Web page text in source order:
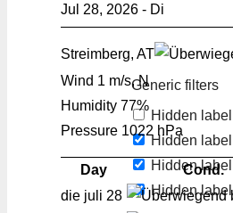
Generic filters
Hidden label
Hidden label
Hidden label
Hidden label
Jul 28, 2026 - Di
Streimberg, AT
Wind 1 m/s, N
Humidity 77%
Pressure 1022 hPa
Day Cond.
die juli 28